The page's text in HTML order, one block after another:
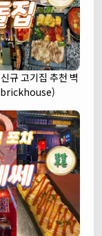
규 고기집 추천 벽